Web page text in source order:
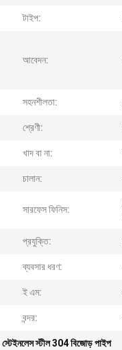
টাইপ:
আবেদন:
সহনশীলতা:
শ্রেণী:
খাদ বা না:
চালান:
সারফেস ফিনিস:
প্রযুক্তি:
ব্যবসার ধরণ:
ই এম:
বন্দর:
স্টেইনলেস স্টীল 304 বিজোড় পাইপ